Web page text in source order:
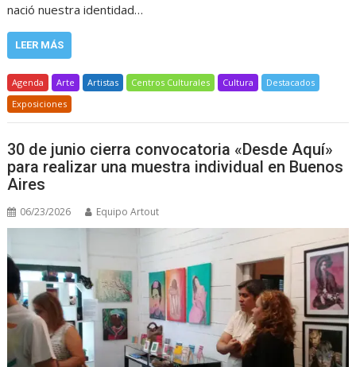
nació nuestra identidad…
LEER MÁS
Agenda Arte Artistas Centros Culturales Cultura
Destacados
Exposiciones
30 de junio cierra convocatoria «Desde Aquí»
para realizar una muestra individual en Buenos
Aires
06/23/2026 Equipo Artout